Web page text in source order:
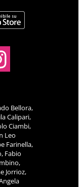
Bellora,
Calipari,
Ciambi,
Leo
Farinella,
Fabio
Jorrioz,